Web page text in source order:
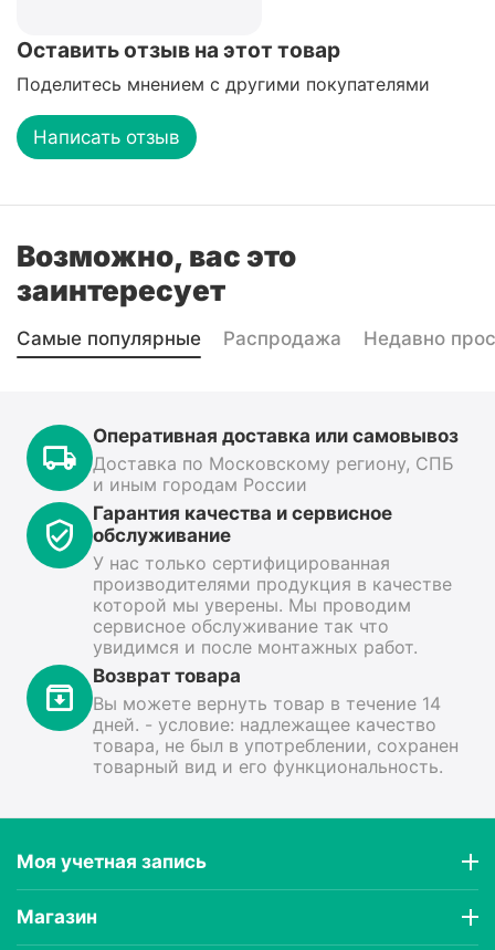
Оставить отзыв на этот товар
Поделитесь мнением с другими покупателями
Написать отзыв
Возможно, вас это
заинтересует
Самые популярные Распродажа Недавно
Оперативная доставка или самовывоз
Доставка по Московскому региону, СПБ
и иным городам России
Гарантия качества и сервисное
обслуживание
У нас только сертифицированная
производителями продукция в качестве
которой мы уверены. Мы проводим
сервисное обслуживание так что
увидимся и после монтажных работ.
Возврат товара
Вы можете вернуть товар в течение 14
дней. - условие: надлежащее качество
товара, не был в употреблении, сохранен
товарный вид и его функциональность.
Моя учетная запись
Магазин